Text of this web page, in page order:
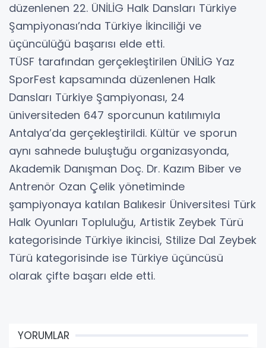
düzenlenen 22. ÜNİLİG Halk Dansları Türkiye
Şampiyonası’nda Türkiye İkinciliği ve
üçüncülüğü başarısı elde etti.
TÜSF tarafından gerçekleştirilen ÜNİLİG Yaz
SporFest kapsamında düzenlenen Halk
Dansları Türkiye Şampiyonası, 24
üniversiteden 647 sporcunun katılımıyla
Antalya’da gerçekleştirildi. Kültür ve sporun
aynı sahnede buluştuğu organizasyonda,
Akademik Danışman Doç. Dr. Kazım Biber ve
Antrenör Ozan Çelik yönetiminde
şampiyonaya katılan Balıkesir Üniversitesi Türk
Halk Oyunları Topluluğu, Artistik Zeybek Türü
kategorisinde Türkiye ikincisi, Stilize Dal Zeybek
Türü kategorisinde ise Türkiye üçüncüsü
olarak çifte başarı elde etti.
YORUMLAR